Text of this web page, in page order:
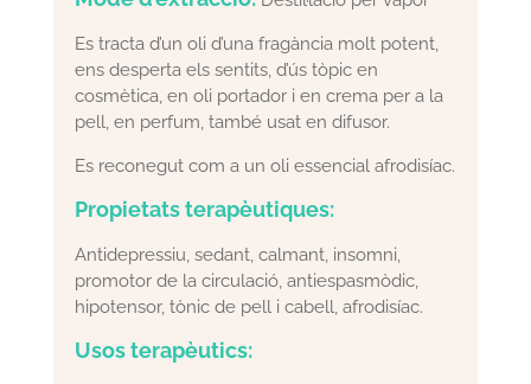
Es tracta d’un oli d’una fragància molt potent,
ens desperta els sentits, d’ús tòpic en
cosmètica, en oli portador i en crema per a la
pell, en perfum, també usat en difusor.
Es reconegut com a un oli essencial afrodisíac.
Propietats terapèutiques:
Antidepressiu, sedant, calmant, insomni,
promotor de la circulació, antiespasmòdic,
hipotensor, tònic de pell i cabell, afrodisíac.
Usos terapèutics: